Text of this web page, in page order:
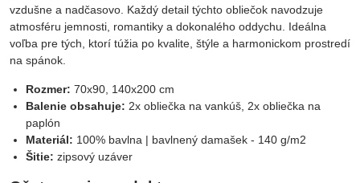
vzdušne a nadčasovo. Každý detail týchto obliečok navodzuje
atmosféru jemnosti, romantiky a dokonalého oddychu. Ideálna
voľba pre tých, ktorí túžia po kvalite, štýle a harmonickom prostredí
na spánok.
Rozmer: 70x90, 140x200 cm
Balenie obsahuje: 2x obliečka na vankúš, 2x obliečka na
paplón
Materiál: 100% bavlna | bavlnený damašek - 140 g/m2
Šitie: zipsový uzáver